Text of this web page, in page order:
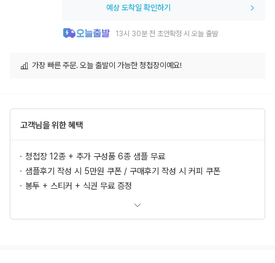
예상 도착일 확인하기
13시 30분 전 초안확정 시 오늘 출발
가장 빠른 주문. 오늘 출발이 가능한 청첩장이예요!
고객님을 위한 혜택
청첩장 12종 + 추가 구성품 6종 샘플 무료
샘플후기 작성 시 5만원 쿠폰 / 구매후기 작성 시 커피 쿠폰
봉투 + 스티커 + 식권 무료 증정